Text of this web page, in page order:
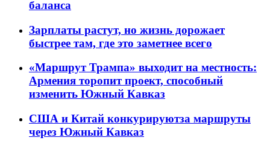
баланса
Зарплаты растут, но жизнь дорожает
быстрее там, где это заметнее всего
«Маршрут Трампа» выходит на местность:
Армения торопит проект, способный
изменить Южный Кавказ
США и Китай конкурируютза маршруты
через Южный Кавказ